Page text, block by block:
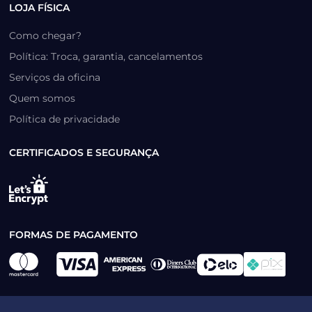
LOJA FÍSICA
Como chegar?
Política: Troca, garantia, cancelamentos
Serviços da oficina
Quem somos
Política de privacidade
CERTIFICADOS E SEGURANÇA
FORMAS DE PAGAMENTO